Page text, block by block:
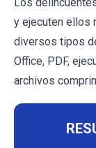
y ejecuten ellos
diversos tipos
Office, PDF,
archivos